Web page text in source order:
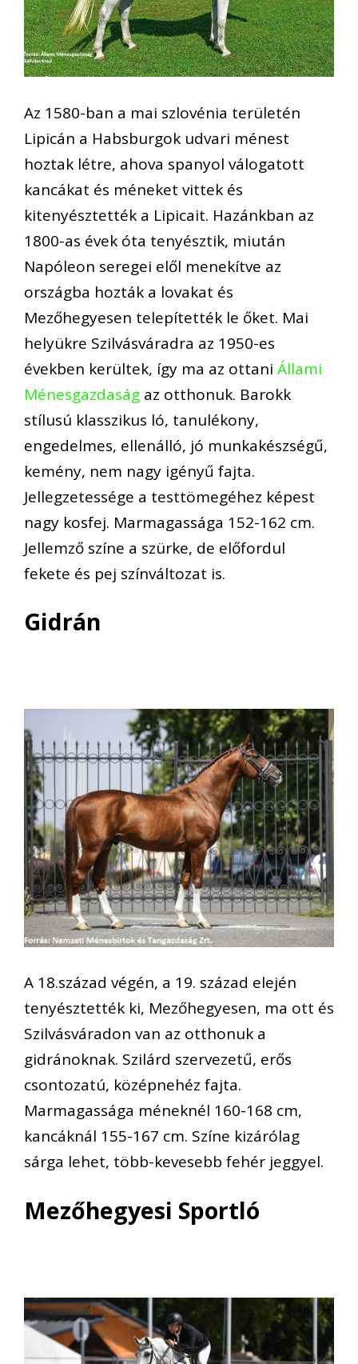
Az 1580-ban a mai szlovénia területén
Lipicán a Habsburgok udvari ménest
hoztak létre, ahova spanyol válogatott
kancákat és méneket vittek és
kitenyésztették a Lipicait. Hazánkban az
1800-as évek óta tenyésztik, miután
Napóleon seregei elől menekítve az
országba hozták a lovakat és
Mezőhegyesen telepítették le őket. Mai
helyükre Szilvásváradra az 1950-es
években kerültek, így ma az ottani Állami
Ménesgazdaság az otthonuk. Barokk
stílusú klasszikus ló, tanulékony,
engedelmes, ellenálló, jó munkakészségű,
kemény, nem nagy igényű fajta.
Jellegzetessége a testtömegéhez képest
nagy kosfej. Marmagassága 152-162 cm.
Jellemző színe a szürke, de előfordul
fekete és pej színváltozat is.
Gidrán
A 18.század végén, a 19. század elején
tenyésztették ki, Mezőhegyesen, ma ott és
Szilvásváradon van az otthonuk a
gidránoknak. Szilárd szervezetű, erős
csontozatú, középnehéz fajta.
Marmagassága méneknél 160-168 cm,
kancáknál 155-167 cm. Színe kizárólag
sárga lehet, több-kevesebb fehér jeggyel.
Mezőhegyesi Sportló